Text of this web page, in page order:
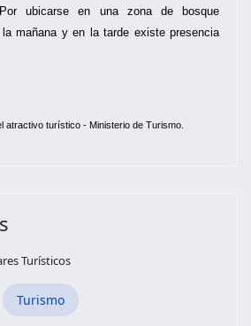
ubicarse en una zona de bosque
mañana y en la tarde existe presencia
atractivo turístico - Ministerio de Turismo.
Turísticos
Turismo